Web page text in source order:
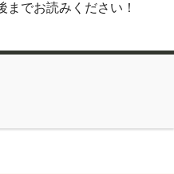
でお読みください！